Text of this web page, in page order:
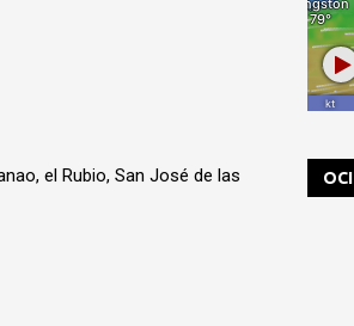
el Rubio, San José de las